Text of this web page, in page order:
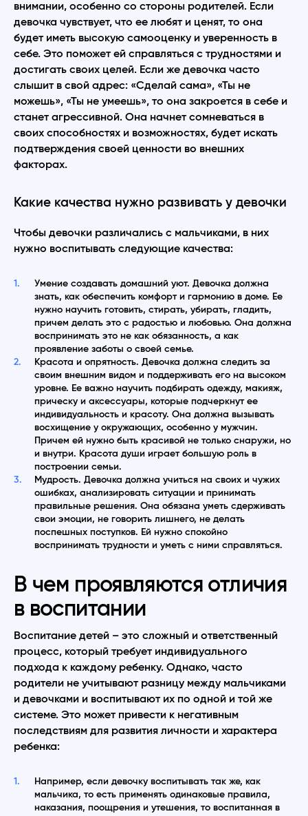
внимании, особенно со стороны родителей. Если
девочка чувствует, что ее любят и ценят, то она
будет иметь высокую самооценку и уверенность в
себе. Это поможет ей справляться с трудностями и
достигать своих целей. Если же девочка часто
слышит в свой адрес: «Сделай сама», «Ты не
можешь», «Ты не умеешь», то она закроется в себе и
станет агрессивной. Она начнет сомневаться в
своих способностях и возможностях, будет искать
подтверждения своей ценности во внешних
факторах.
Какие качества нужно развивать у девочки
Чтобы девочки различались с мальчиками, в них
нужно воспитывать следующие качества:
Умение создавать домашний уют. Девочка должна
знать, как обеспечить комфорт и гармонию в доме. Ее
нужно научить готовить, стирать, убирать, гладить,
причем делать это с радостью и любовью. Она должна
воспринимать это не как обязанность, а как
проявление заботы о своей семье.
Красота и опрятность. Девочка должна следить за
своим внешним видом и поддерживать его на высоком
уровне. Ее важно научить подбирать одежду, макияж,
прическу и аксессуары, которые подчеркнут ее
индивидуальность и красоту. Она должна вызывать
восхищение у окружающих, особенно у мужчин.
Причем ей нужно быть красивой не только снаружи, но
и внутри. Красота души играет большую роль в
построении семьи.
Мудрость. Девочка должна учиться на своих и чужих
ошибках, анализировать ситуации и принимать
правильные решения. Она обязана уметь сдерживать
свои эмоции, не говорить лишнего, не делать
поспешных поступков. Ей нужно спокойно
воспринимать трудности и уметь с ними справляться.
В чем проявляются отличия
в воспитании
Воспитание детей – это сложный и ответственный
процесс, который требует индивидуального
подхода к каждому ребенку. Однако, часто
родители не учитывают разницу между мальчиками
и девочками и воспитывают их по одной и той же
системе. Это может привести к негативным
последствиям для развития личности и характера
ребенка:
Например, если девочку воспитывать так же, как
мальчика, то есть применять одинаковые правила,
наказания, поощрения и утешения, то воспитанная в